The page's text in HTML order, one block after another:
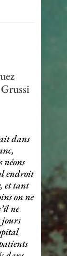
dans
néons
endroit
et tant
on ne
ne